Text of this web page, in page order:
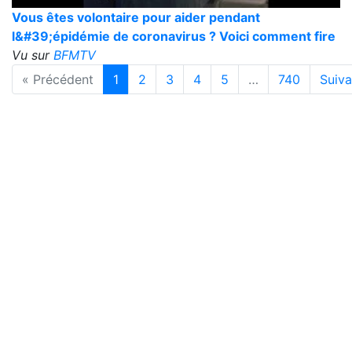
Vous êtes volontaire pour aider pendant
l&#39;épidémie de coronavirus ? Voici comment fire
Vu sur BFMTV
« Précédent
1 2 3 4 5 … 740